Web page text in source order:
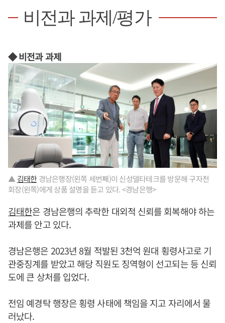
비전과 과제/평가
◆ 비전과 과제
▲ 김태한경남은행장(왼쪽 세번째)이 신성델타테크를 방문해 구자천
회장(왼쪽)에게 상품 설명을 듣고 있다. <경남은행>
김태한은 경남은행의 추락한 대외적 신뢰를 회복해야 하는
과제를 안고 있다.
경남은행은 2023년 8월 적발된 3천억 원대 횡령사고로 기
관중징계를 받았고 해당 직원도 징역형이 선고되는 등 신뢰
도에 큰 상처를 입었다.
전임 예경탁 행장은 횡령 사태에 책임을 지고 자리에서 물
러났다.